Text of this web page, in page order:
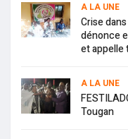
A LA UNE
Crise
dénonce
et appelle
A LA UNE
Tougan